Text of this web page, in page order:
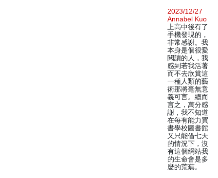
2023/12/27
Annabel Kuo
上高中後有了
手機發現的，
非常感謝。我
本身是個很愛
閱讀的人，我
感到若我活著
而不去欣賞這
一種人類的藝
術那將毫無意
義可言。總而
言之，萬分感
謝，我不知道
在每有能力買
書學校圖書館
又只能借七天
的情況下，沒
有這個網站我
的生命會是多
麼的荒蕪。